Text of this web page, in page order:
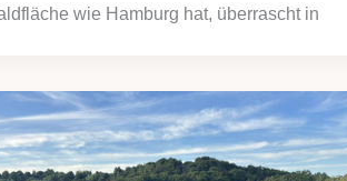
wie Hamburg hat, überrascht in